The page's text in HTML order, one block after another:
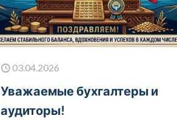
03.04.2026
Уважаемые бухгалтеры и
аудиторы!